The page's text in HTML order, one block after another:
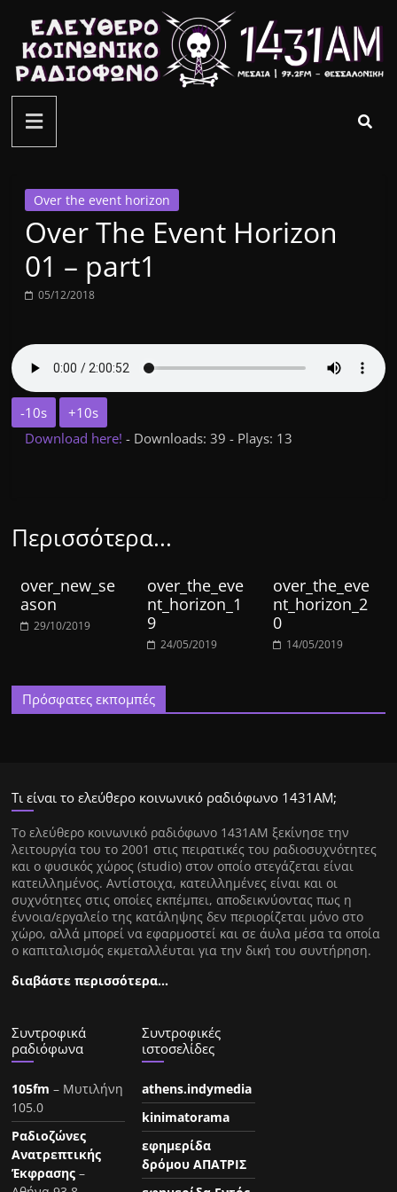
περιεχόμενο
ελεύθερο
κοινωνικό
ραδιόφωνο
1431AM
Over the event horizon
Over The Event Horizon
01 – part1
05/12/2018
-10s
+10s
Download here!- Downloads: 39 - Plays: 13
Περισσότερα...
over_new_se
ason
29/10/2019
over_the_eve
nt_horizon_1
9
24/05/2019
over_the_eve
nt_horizon_2
0
14/05/2019
Πρόσφατες εκπομπές
Τι είναι το ελεύθερο κοινωνικό ραδιόφωνο 1431ΑΜ;
Tο ελεύθερο κοινωνικό ραδιόφωνο 1431AM ξεκίνησε την
λειτουργία του το 2001 στις πειρατικές του ραδιοσυχνότητες
και ο φυσικός χώρος (studio) στον οποίο στεγάζεται είναι
κατειλλημένος. Αντίστοιχα, κατειλλημένες είναι και οι
συχνότητες στις οποίες εκπέμπει, αποδεικνύοντας πως η
έννοια/εργαλείο της κατάληψης δεν περιορίζεται μόνο στο
χώρο, αλλά μπορεί να εφαρμοστεί και σε άυλα μέσα τα οποία
ο καπιταλισμός εκμεταλλέυται για την δική του συντήρηση.
διαβάστε περισσότερα…
Συντροφικά
ραδιόφωνα
105fm – Μυτιλήνη
105.0
Ραδιοζώνες
Ανατρεπτικής
Έκφρασης –
Συντροφικές
ιστοσελίδες
athens.indymedia
kinimatorama
εφημερίδα
δρόμου ΑΠΑΤΡΙΣ